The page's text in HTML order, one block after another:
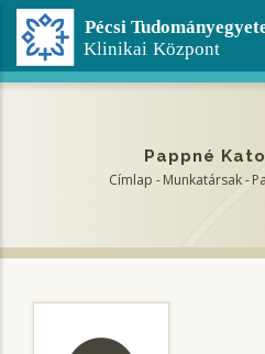
Ugrás
tartalomra
Pappné
Címlap -Munkatársak-